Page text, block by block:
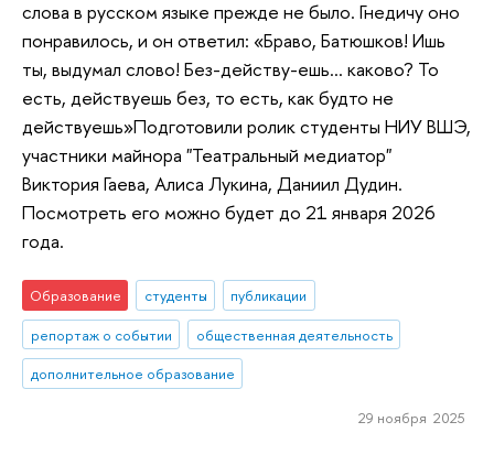
слова в русском языке прежде не было. Гнедичу оно
понравилось, и он ответил: «Браво, Батюшков! Ишь
ты, выдумал слово! Без-действу-ешь... каково? То
есть, действуешь без, то есть, как будто не
действуешь»Подготовили ролик студенты НИУ ВШЭ,
участники майнора "Театральный медиатор"
Виктория Гаева, Алиса Лукина, Даниил Дудин.
Посмотреть его можно будет до 21 января 2026
года.
Образование студенты
публикации
репортаж о событии
общественная деятельность
дополнительное образование
29 ноября 2025